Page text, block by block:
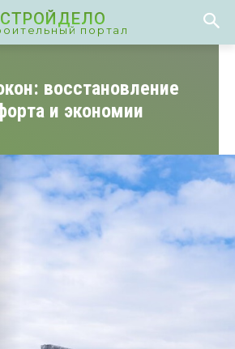
СТРОЙДЕЛО
портал
восстановление
и экономии